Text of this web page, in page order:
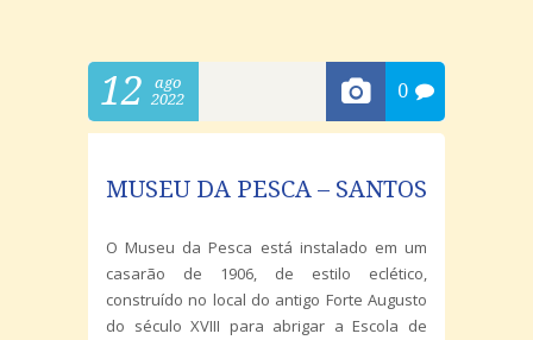
12
ago
2022
0
MUSEU DA PESCA – SANTOS
O Museu da Pesca está instalado em um
casarão de 1906, de estilo eclético,
construído no local do antigo Forte Augusto
do século XVIII para abrigar a Escola de